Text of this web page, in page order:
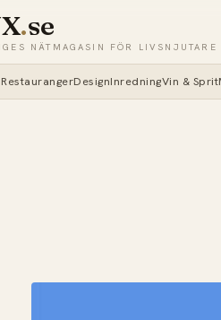
.se
NÄTMAGASIN FÖR LIVSNJUTARE
DesignInredningVin & Sprit